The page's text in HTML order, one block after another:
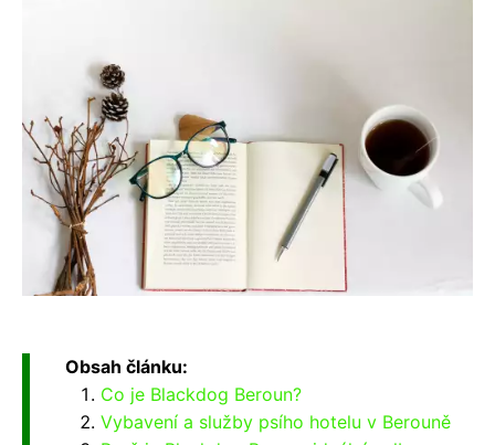
Obsah článku:
Co je Blackdog Beroun?
Vybavení a služby psího hotelu v Berouně